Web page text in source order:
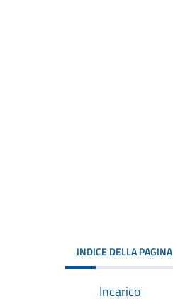
INDICE DELLA PAGINA
Incarico